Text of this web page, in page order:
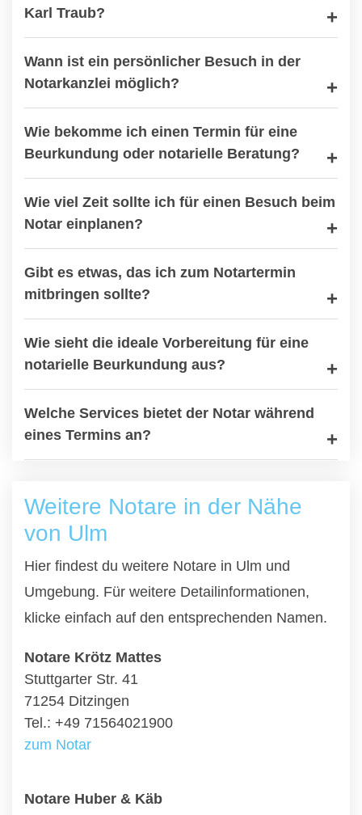
Karl Traub?
Wann ist ein persönlicher Besuch in der
Notarkanzlei möglich?
Wie bekomme ich einen Termin für eine
Beurkundung oder notarielle Beratung?
Wie viel Zeit sollte ich für einen Besuch beim
Notar einplanen?
Gibt es etwas, das ich zum Notartermin
mitbringen sollte?
Wie sieht die ideale Vorbereitung für eine
notarielle Beurkundung aus?
Welche Services bietet der Notar während
eines Termins an?
Weitere Notare in der Nähe
von Ulm
Hier findest du weitere Notare in Ulm und
Umgebung. Für weitere Detailinformationen,
klicke einfach auf den entsprechenden Namen.
Notare Krötz Mattes
Stuttgarter Str. 41
71254 Ditzingen
Tel.: +49 71564021900
zum Notar
Notare Huber & Käb